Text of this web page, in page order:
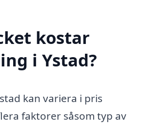
kostar
i Ystad?
kan variera i pris
faktorer såsom typ av